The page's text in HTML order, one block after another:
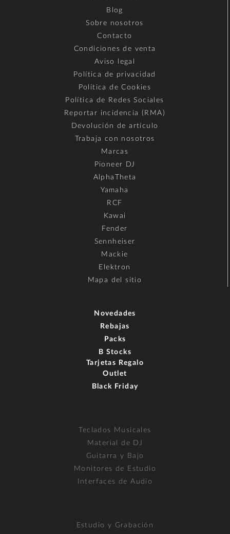
Blog
Sobre nosotros
Contacto
Condiciones de venta
Aviso legal
Política de privacidad
Política de Cookies
Política de Redes Sociales
Reportar incidencia (RMA)
Devolución de artículo
Trabaja con nosotros
Marcas
Pioneer DJ
AlphaTheta
Yamaha
RCF
Kawai
Fender
Sennheiser
Mackie
Elektron
Mapa del sitio
Novedades
Rebajas
Packs
B Stocks
Tarjetas Regalo
Outlet
Black Friday
Teclados Musicales
Material de DJ
Guitarra y Bajo
Monitores de Estudio
Interfaces de Audio
Estudio y Grabación